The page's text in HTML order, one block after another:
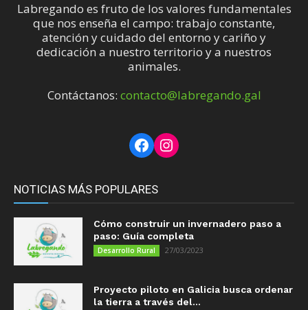
Labregando es fruto de los valores fundamentales
que nos enseña el campo: trabajo constante,
atención y cuidado del entorno y cariño y
dedicación a nuestro territorio y a nuestros
animales.
Contáctanos: contacto@labregando.gal
Facebook
Instagram
NOTICIAS MÁS POPULARES
Cómo construir un invernadero paso a
paso: Guía completa
Desarrollo Rural 27/03/2023
Proyecto piloto en Galicia busca ordenar
la tierra a través del...